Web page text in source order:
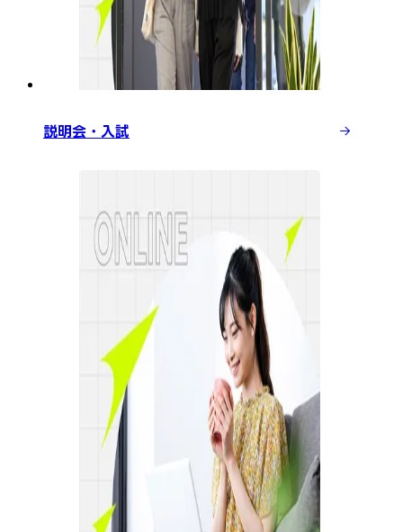
説明会・入試